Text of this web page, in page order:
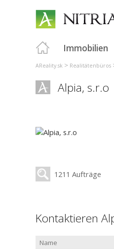
Immobilien
AReality.sk > Realitätenbüros
Alpia, s.r.o
1211 Aufträge
Kontaktieren